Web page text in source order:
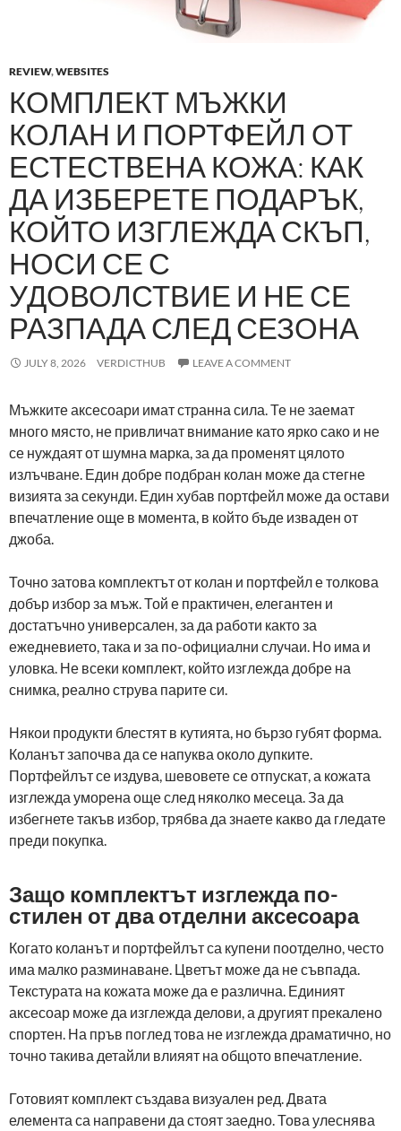
REVIEW,WEBSITES
КОМПЛЕКТ МЪЖКИ
КОЛАН И ПОРТФЕЙЛ ОТ
ЕСТЕСТВЕНА КОЖА: КАК
ДА ИЗБЕРЕТЕ ПОДАРЪК,
КОЙТО ИЗГЛЕЖДА СКЪП,
НОСИ СЕ С
УДОВОЛСТВИЕ И НЕ СЕ
РАЗПАДА СЛЕД СЕЗОНА
JULY 8, 2026 VERDICTHUB LEAVE A COMMENT
Мъжките аксесоари имат странна сила. Те не заемат
много място, не привличат внимание като ярко сако и не
се нуждаят от шумна марка, за да променят цялото
излъчване. Един добре подбран колан може да стегне
визията за секунди. Един хубав портфейл може да остави
впечатление още в момента, в който бъде изваден от
джоба.
Точно затова комплектът от колан и портфейл е толкова
добър избор за мъж. Той е практичен, елегантен и
достатъчно универсален, за да работи както за
ежедневието, така и за по-официални случаи. Но има и
уловка. Не всеки комплект, който изглежда добре на
снимка, реално струва парите си.
Някои продукти блестят в кутията, но бързо губят форма.
Коланът започва да се напуква около дупките.
Портфейлът се издува, шевовете се отпускат, а кожата
изглежда уморена още след няколко месеца. За да
избегнете такъв избор, трябва да знаете какво да гледате
преди покупка.
Защо комплектът изглежда по-
стилен от два отделни аксесоара
Когато коланът и портфейлът са купени поотделно, често
има малко разминаване. Цветът може да не съвпада.
Текстурата на кожата може да е различна. Единият
аксесоар може да изглежда делови, а другият прекалено
спортен. На пръв поглед това не изглежда драматично, но
точно такива детайли влияят на общото впечатление.
Готовият комплект създава визуален ред. Двата
елемента са направени да стоят заедно. Това улеснява